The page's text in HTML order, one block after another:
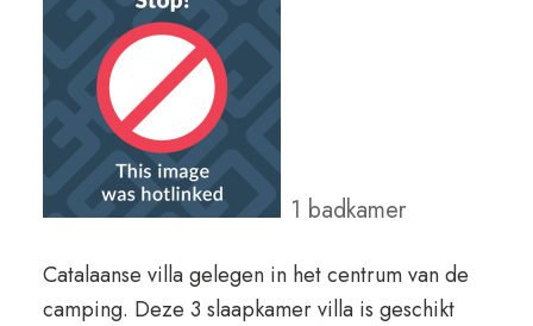
1 badkamer
Catalaanse villa gelegen in het centrum van de
camping. Deze 3 slaapkamer villa is geschikt